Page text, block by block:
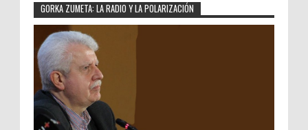
GORKA ZUMETA: LA RADIO Y LA POLARIZACIÓN